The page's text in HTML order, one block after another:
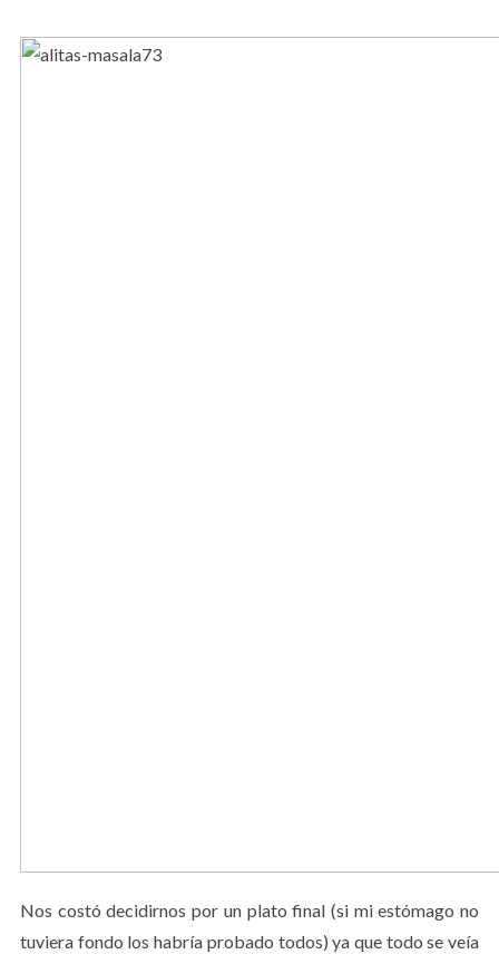
Nos costó decidirnos por un plato final (si mi estómago no
tuviera fondo los habría probado todos) ya que todo se veía